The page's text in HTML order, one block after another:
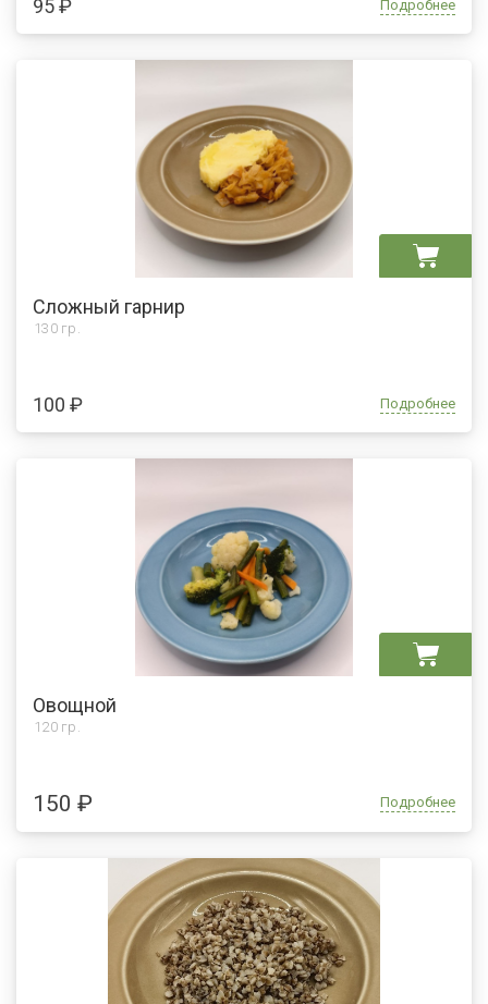
95 ₽ Подробнее
Сложный гарнир
130 гр.
100 ₽ Подробнее
Овощной
120 гр.
150 ₽ Подробнее